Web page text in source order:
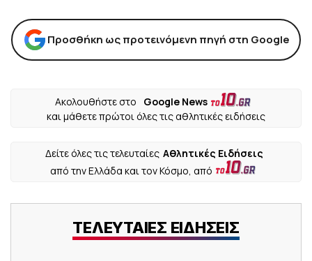
Προσθήκη ως προτεινόμενη πηγή στη Google
Ακολουθήστε στο
Google News
και μάθετε πρώτοι όλες τις αθλητικές ειδήσεις
Δείτε όλες τις τελευταίες Αθλητικές Ειδήσεις
από την Ελλάδα και τον Κόσμο, από
ΤΕΛΕΥΤΑΙΕΣ ΕΙΔΗΣΕΙΣ